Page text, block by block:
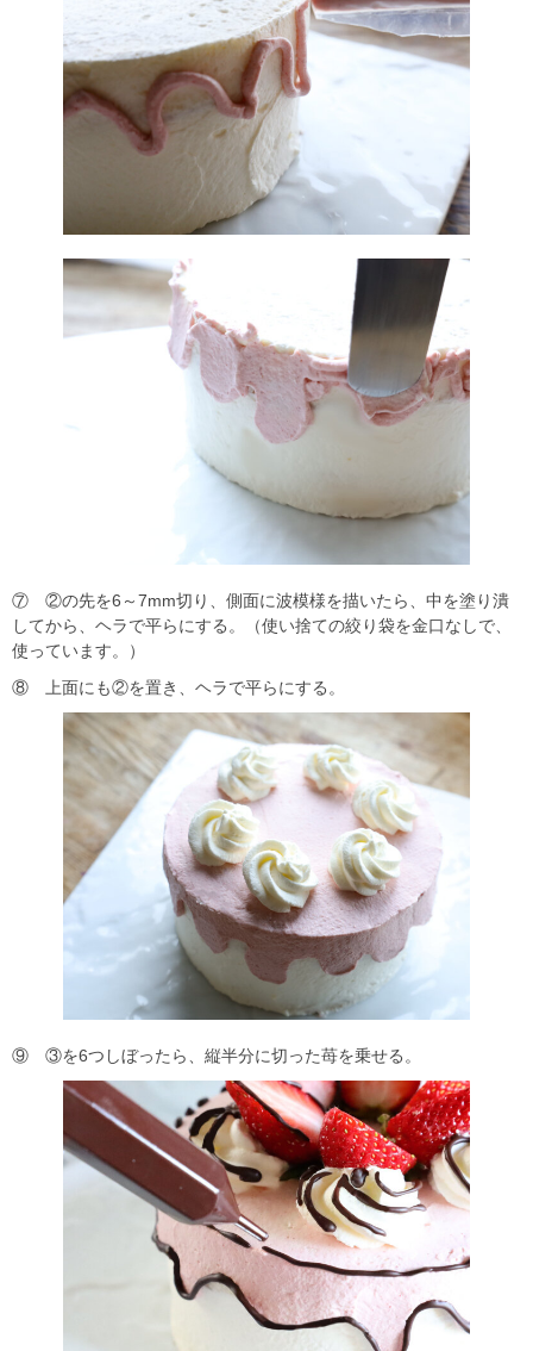
⑦ ②の先を6～7mm切り、側面に波模様を描いたら、中を塗り潰
してから、ヘラで平らにする。（使い捨ての絞り袋を金口なしで、
使っています。）
⑧ 上面にも②を置き、ヘラで平らにする。
⑨ ③を6つしぼったら、縦半分に切った苺を乗せる。